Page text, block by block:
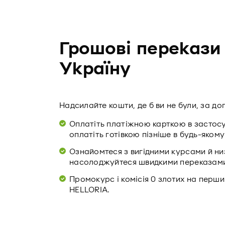
Грошові
Україну
Надсилайте кошти, де б ви не були, за
Оплатіть платіжною карткою в
оплатіть готівкою пізніше в будь-
Ознайомтеся з вигідними курсами й
насолоджуйтеся швидкими переказами
Промокурс і комісія 0 злотих на
HELLORIA.